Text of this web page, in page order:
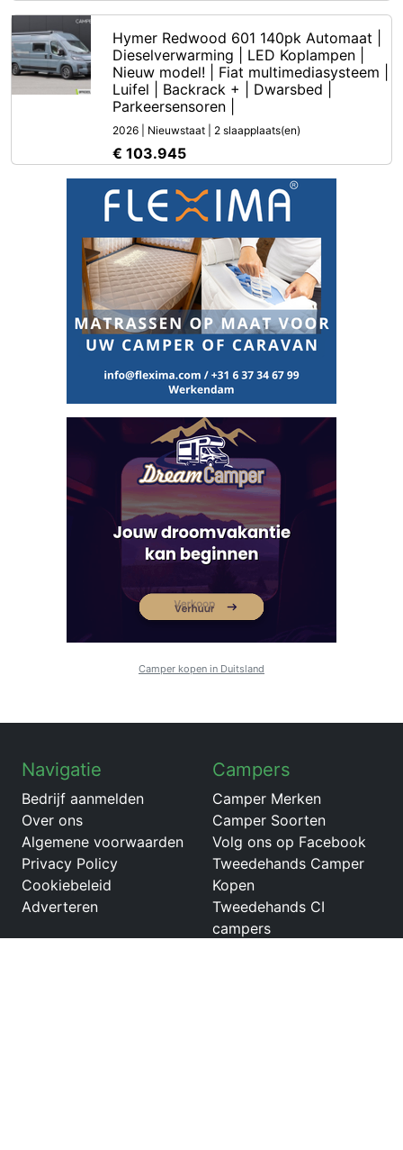
Hymer Redwood 601 140pk Automaat |
Dieselverwarming | LED Koplampen |
Nieuw model! | Fiat multimediasysteem |
Luifel | Backrack + | Dwarsbed |
Parkeersensoren |
2026 | Nieuwstaat | 2 slaapplaats(en)
€ 103.945
Camper kopen in Duitsland
Navigatie
Bedrijf aanmelden
Over ons
Algemene voorwaarden
Privacy Policy
Cookiebeleid
Adverteren
Campers
Camper Merken
Camper Soorten
Volg ons op Facebook
Tweedehands Camper
Kopen
Tweedehands CI
campers